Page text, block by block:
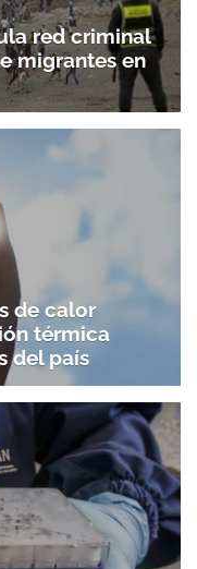
boletín.
ACEPTAR
red criminal
migrantes en
de calor
térmica
del país